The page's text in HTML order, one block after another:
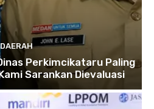
DAERAH
Perkimcikataru Paling
Sarankan Dievaluasi